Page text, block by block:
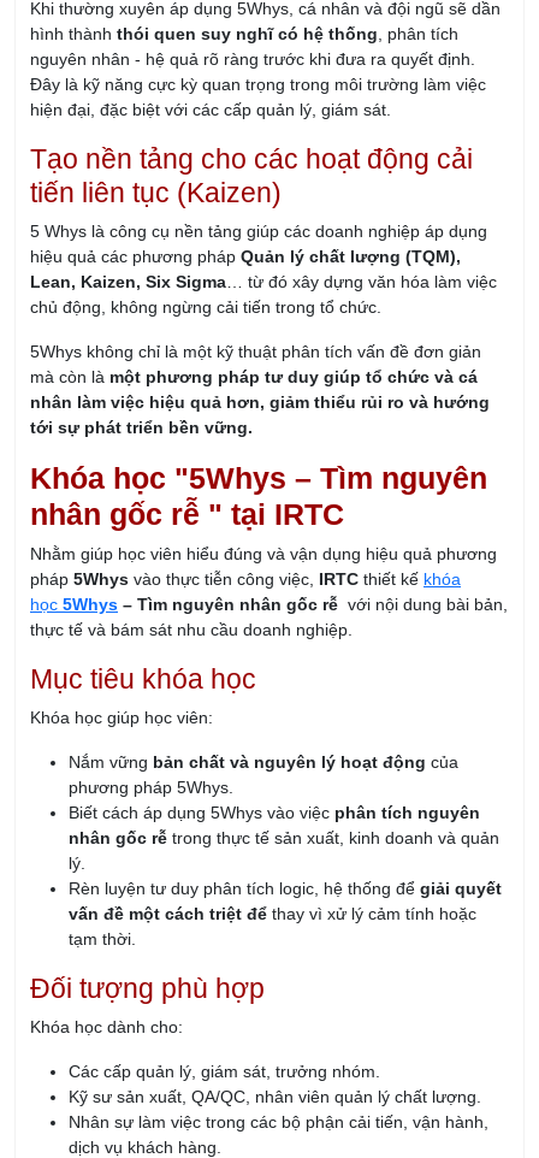
Khi thường xuyên áp dụng 5Whys, cá nhân và đội ngũ sẽ dần
hình thành thói quen suy nghĩ có hệ thống , phân tích
nguyên nhân - hệ quả rõ ràng trước khi đưa ra quyết định.
Đây là kỹ năng cực kỳ quan trọng trong môi trường làm việc
hiện đại, đặc biệt với các cấp quản lý, giám sát.
Tạo nền tảng cho các hoạt động cải
tiến liên tục (Kaizen)
5 Whys là công cụ nền tảng giúp các doanh nghiệp áp dụng
hiệu quả các phương pháp Quản lý chất lượng (TQM),
Lean, Kaizen, Six Sigma … từ đó xây dựng văn hóa làm việc
chủ động, không ngừng cải tiến trong tổ chức.
5Whys không chỉ là một kỹ thuật phân tích vấn đề đơn giản
mà còn là một phương pháp tư duy giúp tổ chức và cá
nhân làm việc hiệu quả hơn, giảm thiểu rủi ro và hướng
tới sự phát triển bền vững.
Khóa học "5Whys – Tìm nguyên
nhân gốc rễ " tại IRTC
Nhằm giúp học viên hiểu đúng và vận dụng hiệu quả phương
pháp 5Whys vào thực tiễn công việc, IRTC thiết kế khóa
học 5Whys – Tìm nguyên nhân gốc rễ với nội dung bài bản,
thực tế và bám sát nhu cầu doanh nghiệp.
Mục tiêu khóa học
Khóa học giúp học viên:
Nắm vững bản chất và nguyên lý hoạt động của
phương pháp 5Whys.
Biết cách áp dụng 5Whys vào việc phân tích nguyên
nhân gốc rễ trong thực tế sản xuất, kinh doanh và quản
lý.
Rèn luyện tư duy phân tích logic, hệ thống để giải quyết
vấn đề một cách triệt để thay vì xử lý cảm tính hoặc
tạm thời.
Đối tượng phù hợp
Khóa học dành cho:
Các cấp quản lý, giám sát, trưởng nhóm.
Kỹ sư sản xuất, QA/QC, nhân viên quản lý chất lượng.
Nhân sự làm việc trong các bộ phận cải tiến, vận hành,
dịch vụ khách hàng.